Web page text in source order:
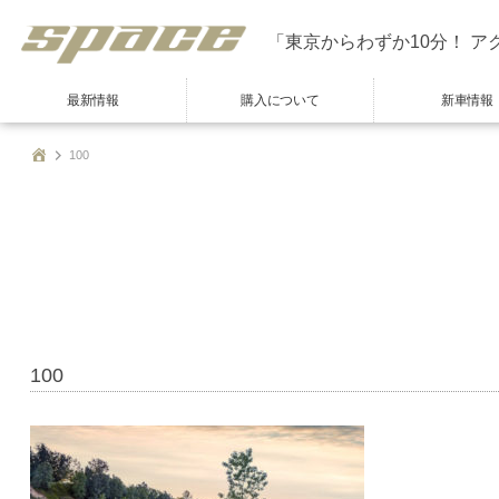
「東京からわずか10分！ ア
最新情報 購入について 新車情報
100
100